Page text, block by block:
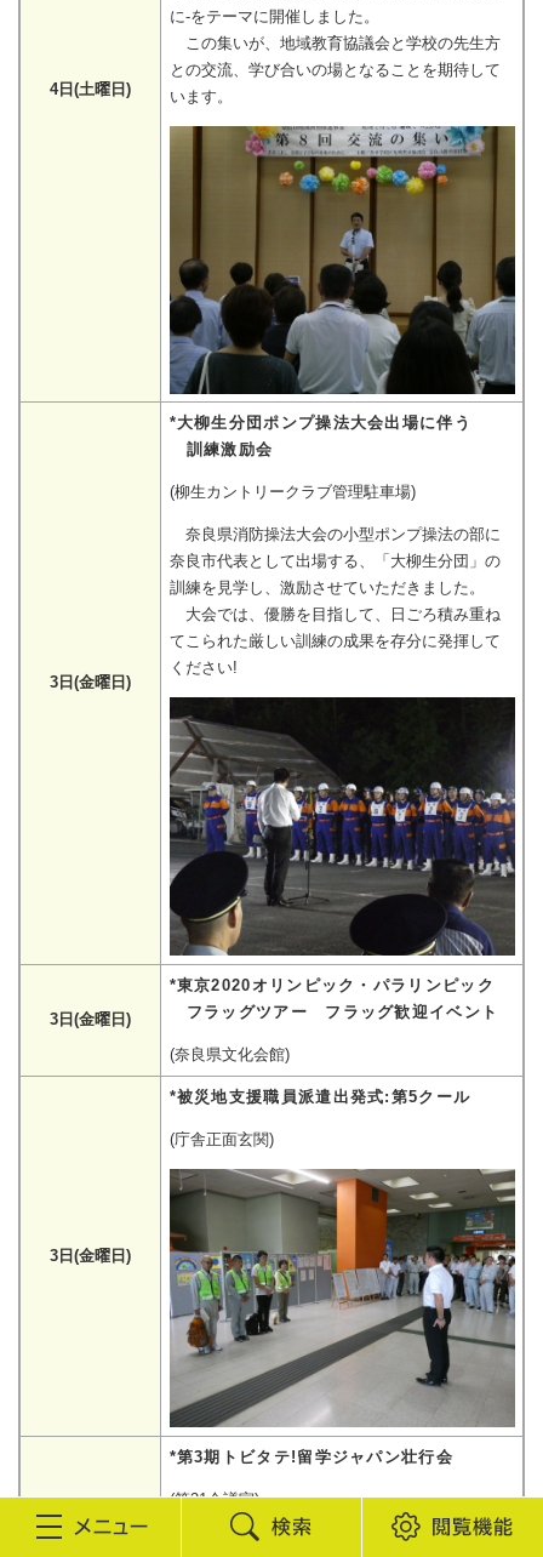
4日(土曜日)
に-をテーマに開催しました。
この集いが、地域教育協議会と学校の先生方
との交流、学び合いの場となることを期待して
います。
3日(金曜日)
*大柳生分団ポンプ操法大会出場に伴う
訓練激励会
(柳生カントリークラブ管理駐車場)
奈良県消防操法大会の小型ポンプ操法の部に
奈良市代表として出場する、「大柳生分団」の
訓練を見学し、激励させていただきました。
大会では、優勝を目指して、日ごろ積み重ね
てこられた厳しい訓練の成果を存分に発揮して
ください!
3日(金曜日)
*東京2020オリンピック・パラリンピック
フラッグツアー フラッグ歓迎イベント
(奈良県文化会館)
3日(金曜日)
*被災地支援職員派遣出発式:第5クール
(庁舎正面玄関)
*第3期トビタテ!留学ジャパン壮行会
(第21会議室)
地元企業や大学、国などの支援をいただいて